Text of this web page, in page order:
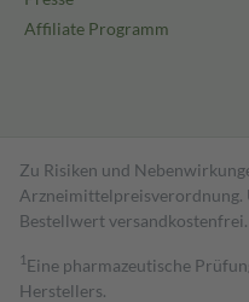
Affiliate Programm
Zu Risiken und
Arzneimittelpreisverordnung.
Bestell­wert
1 Eine pharmazeutische
Herstellers.